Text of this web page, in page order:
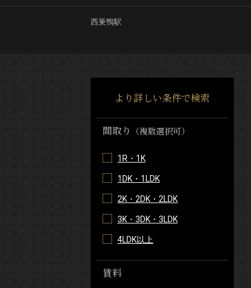
西巣鴨駅
より詳しい条件で検索
間取り （複数選択可）
1R・1K
1DK・1LDK
2K・2DK・2LDK
3K・3DK・3LDK
4LDK以上
賃料